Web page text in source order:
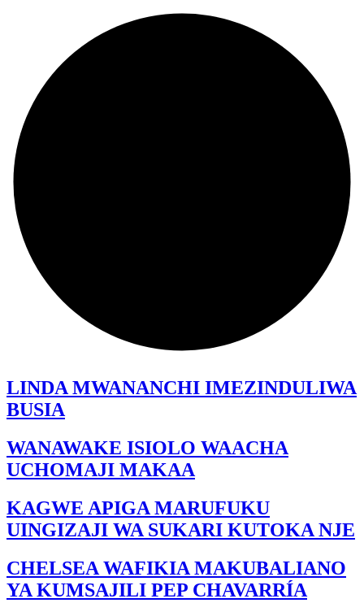
LINDA MWANANCHI IMEZINDULIWA
BUSIA
WANAWAKE ISIOLO WAACHA
UCHOMAJI MAKAA
KAGWE APIGA MARUFUKU
UINGIZAJI WA SUKARI KUTOKA NJE
CHELSEA WAFIKIA MAKUBALIANO
YA KUMSAJILI PEP CHAVARRÍA